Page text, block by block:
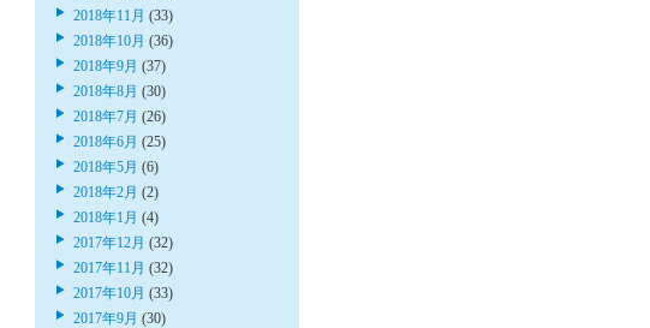
2018年11月 (33)
2018年10月 (36)
2018年9月 (37)
2018年8月 (30)
2018年7月 (26)
2018年6月 (25)
2018年5月 (6)
2018年2月 (2)
2018年1月 (4)
2017年12月 (32)
2017年11月 (32)
2017年10月 (33)
2017年9月 (30)